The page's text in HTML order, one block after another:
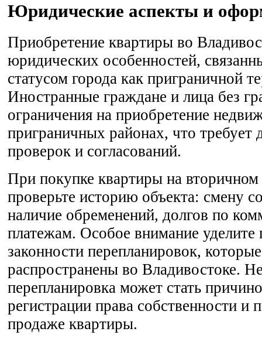
Юридические аспекты и
Приобретение квартиры во
юридических особенностей,
статусом города как приграничной
Иностранные граждане и лица без
ограничения на приобретение
приграничных районах, что требует
проверок и согласований.
При покупке квартиры на
проверьте историю объекта: смену
наличие обременений, долгов по
платежам. Особое внимание уделите
законности перепланировок,
распространены во Владивостоке.
перепланировка может стать
регистрации права собственности и
продаже квартиры.